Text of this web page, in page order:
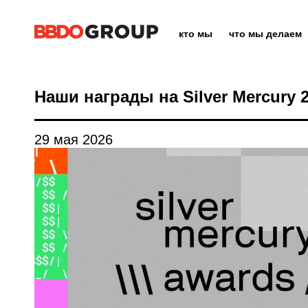
кто мы что мы делаем
Наши награды на Silver Mercury
29 мая 2026